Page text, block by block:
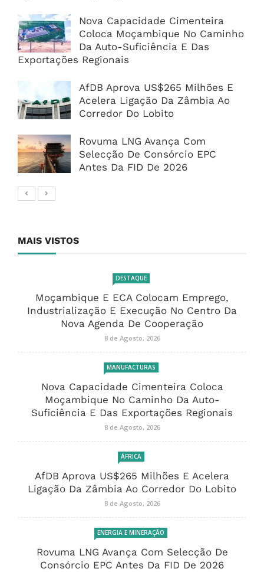
Nova Capacidade Cimenteira
Coloca Moçambique No Caminho
Da Auto-Suficiência E Das
Exportações Regionais
AfDB Aprova US$265 Milhões E
Acelera Ligação Da Zâmbia Ao
Corredor Do Lobito
Rovuma LNG Avança Com
Selecção De Consórcio EPC
Antes Da FID De 2026
MAIS VISTOS
DESTAQUE
Moçambique E ECA Colocam Emprego,
Industrialização E Execução No Centro Da
Nova Agenda De Cooperação
8 de Agosto, 2026
MANUFACTURAS
Nova Capacidade Cimenteira Coloca
Moçambique No Caminho Da Auto-
Suficiência E Das Exportações Regionais
8 de Agosto, 2026
ÁFRICA
AfDB Aprova US$265 Milhões E Acelera
Ligação Da Zâmbia Ao Corredor Do Lobito
8 de Agosto, 2026
ENERGIA E MINERAÇÃO
Rovuma LNG Avança Com Selecção De
Consórcio EPC Antes Da FID De 2026